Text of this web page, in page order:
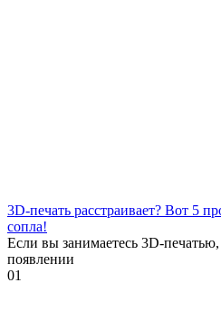
3D-печать расстраивает? Вот 5
сопла!
Если вы занимаетесь 3D-
появлении
01